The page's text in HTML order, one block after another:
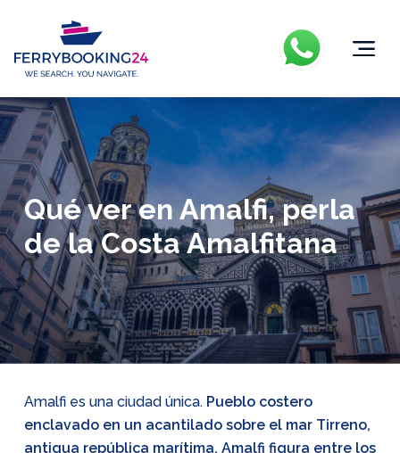
Qué ver en Amalfi, perla
de la Costa Amalfitana
Amalfi es una ciudad única. Pueblo costero
enclavado en un acantilado sobre el mar Tirreno,
antigua república marítima, Amalfi figura entre los